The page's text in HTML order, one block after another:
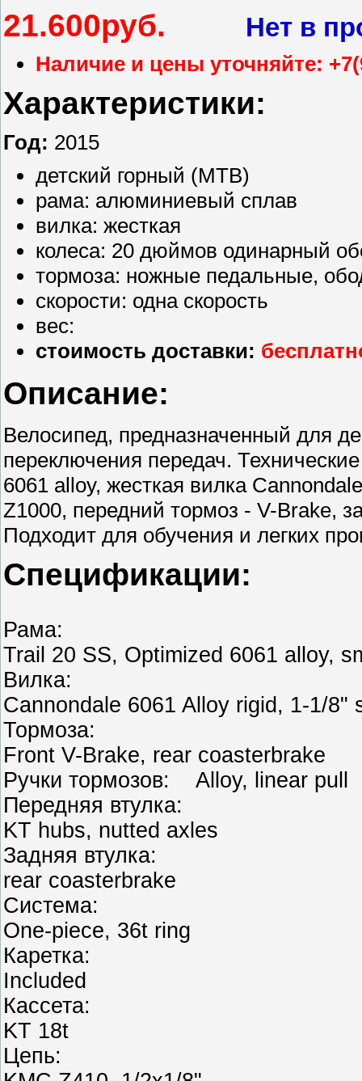
21.600руб. Нет в
Наличие и цены уточняйте:
Характеристики:
Год: 2015
детский горный (MTB)
рама: алюминиевый сплав
вилка: жесткая
колеса: 20 дюймов одинарный
тормоза: ножные педальные,
скорости: одна скорость
вес:
стоимость доставки:
Описание:
Велосипед, предназначенный для
переключения передач.
6061 alloy, жесткая вилка
Z1000, передний тормоз - V-Brake,
Подходит для обучения и легких
Спецификации:
Рама:
Trail 20 SS, Optimized 6061 alloy,
Вилка:
Cannondale 6061 Alloy rigid, 1-1/8"
Тормоза:
Front V-Brake, rear coasterbrake
Ручки тормозов: Alloy, linear pull
Передняя втулка:
KT hubs, nutted axles
Задняя втулка:
rear coasterbrake
Система:
One-piece, 36t ring
Каретка:
Included
Кассета:
KT 18t
Цепь: